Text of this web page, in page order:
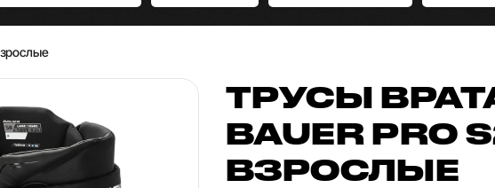
ТРУСЫ
BAUER PRO
ВЗРОСЛЫЕ